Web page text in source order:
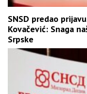
SNSD predao
Kovačević: Snaga
Srpske